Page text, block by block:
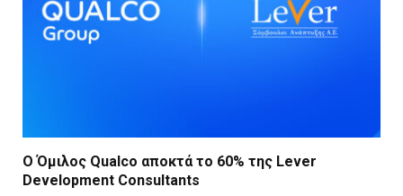
Ο Όμιλος Qualco αποκτά το 60% της Lever
Development Consultants